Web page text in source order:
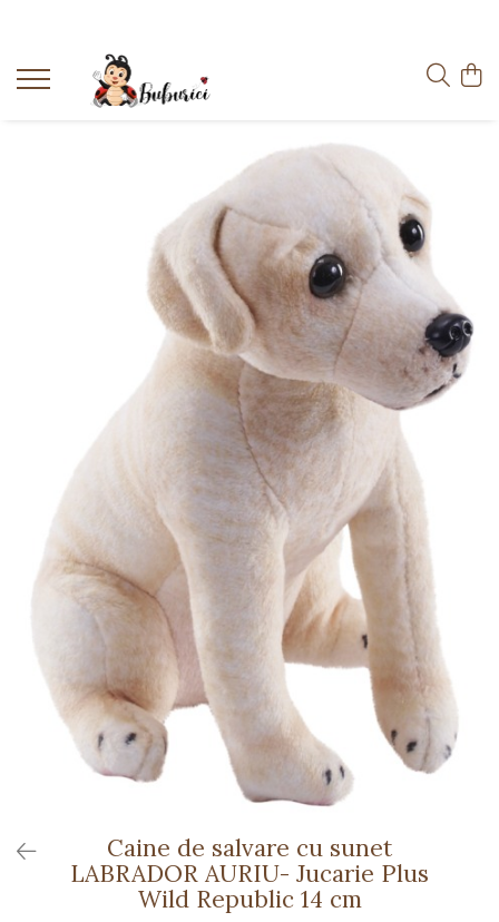
Categorii
Păpuși
Mașinuțe
0-1 Ani
8-10 Ani
+10 Ani
Caine de salvare cu sunet
LABRADOR AURIU- Jucarie Plus
Wild Republic 14 cm